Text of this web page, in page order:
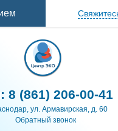
8 (861) 206-00-41
ул. Армавирская, д. 60
Обратный звонок